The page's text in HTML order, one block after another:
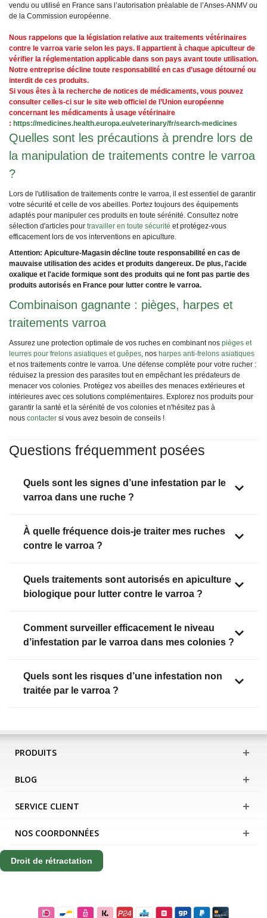
vendu ou utilisé en France sans l’autorisation préalable de l’Anses-ANMV ou
de la Commission européenne.
Nous rappelons que la législation relative aux traitements vétérinaires
contre le varroa varie selon les pays. Il appartient à chaque apiculteur de
vérifier la réglementation applicable dans son pays avant toute utilisation.
Notre entreprise décline toute responsabilité en cas d’usage détourné ou
interdit de ces produits.
Si vous êtes à la recherche de notices de médicaments, vous pouvez
consulter celles-ci sur le site web officiel de l’Union européenne
concernant les médicaments à usage vétérinaire
: https://medicines.health.europa.eu/veterinary/fr/search-medicines
Quelles sont les précautions à prendre lors de
la manipulation de traitements contre le varroa
?
Lors de l'utilisation de traitements contre le varroa, il est essentiel de garantir
votre sécurité et celle de vos abeilles. Portez toujours des équipements
adaptés pour manipuler ces produits en toute sérénité. Consultez notre
sélection d'articles pour travailler en toute sécurité et protégez-vous
efficacement lors de vos interventions en apiculture.
Attention: Apiculture-Magasin décline toute responsabilité en cas de
mauvaise utilisation des acides et produits dangereux. De plus, l'acide
oxalique et l'acide formique sont des produits qui ne font pas partie des
produits autorisés en France pour lutter contre le varroa.
Combinaison gagnante : pièges, harpes et
traitements varroa
Assurez une protection optimale de vos ruches en combinant nos pièges et
leurres pour frelons asiatiques et guêpes , nos harpes anti-frelons asiatiques
et nos traitements contre le varroa. Une défense complète pour votre rucher :
réduisez la pression des parasites tout en empêchant les prédateurs de
menacer vos colonies. Protégez vos abeilles des menaces extérieures et
intérieures avec ces solutions complémentaires. Explorez nos produits pour
garantir la santé et la sérénité de vos colonies et n'hésitez pas à
nous contacter si vous avez besoin de conseils !
Questions fréquemment posées
Quels sont les signes d’une infestation par le
varroa dans une ruche ?
À quelle fréquence dois-je traiter mes ruches
contre le varroa ?
Quels traitements sont autorisés en apiculture
biologique pour lutter contre le varroa ?
Comment surveiller efficacement le niveau
d’infestation par le varroa dans mes colonies ?
Quels sont les risques d’une infestation non
traitée par le varroa ?
PRODUITS
BLOG
SERVICE CLIENT
NOS COORDONNÉES
Droit de rétractation